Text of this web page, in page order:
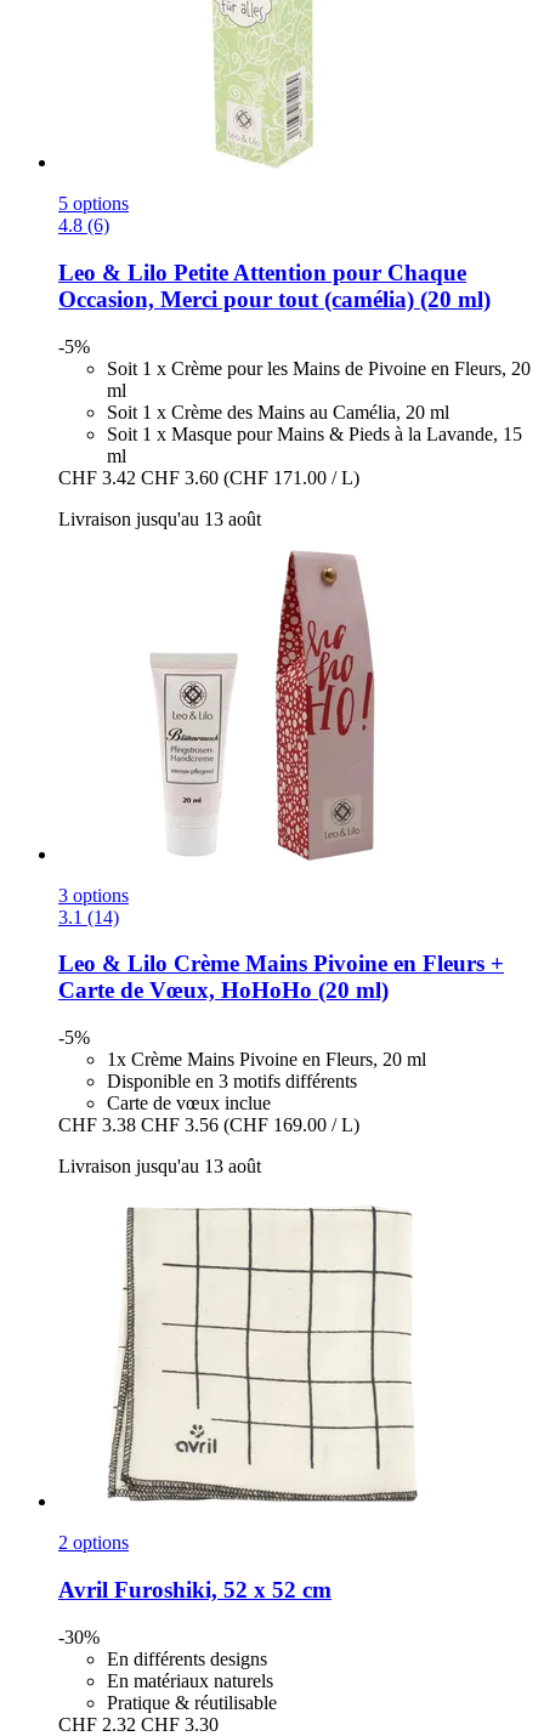
5 options
4.8 (6)
Leo & Lilo Petite Attention pour Chaque
Occasion, Merci pour tout (camélia) (20 ml)
-5%
Soit 1 x Crème pour les Mains de Pivoine en Fleurs, 20
ml
Soit 1 x Crème des Mains au Camélia, 20 ml
Soit 1 x Masque pour Mains & Pieds à la Lavande, 15
ml
CHF 3.42 CHF 3.60 (CHF 171.00 / L)
Livraison jusqu'au 13 août
3 options
3.1 (14)
Leo & Lilo Crème Mains Pivoine en Fleurs +
Carte de Vœux, HoHoHo (20 ml)
-5%
1x Crème Mains Pivoine en Fleurs, 20 ml
Disponible en 3 motifs différents
Carte de vœux inclue
CHF 3.38 CHF 3.56 (CHF 169.00 / L)
Livraison jusqu'au 13 août
2 options
Avril Furoshiki, 52 x 52 cm
-30%
En différents designs
En matériaux naturels
Pratique & réutilisable
CHF 2.32 CHF 3.30